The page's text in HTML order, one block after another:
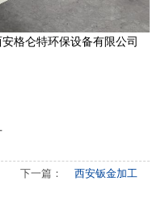
安格仑特环保设备有限公司
下一篇： 西安钣金加工